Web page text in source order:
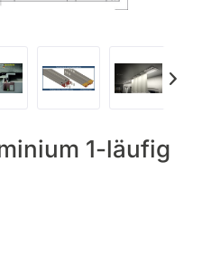
1-läufig